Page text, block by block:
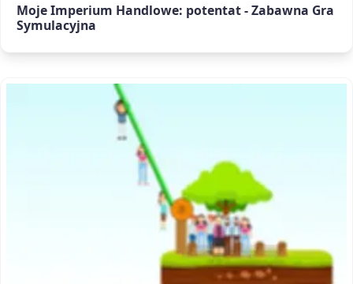
Moje Imperium Handlowe: potentat - Zabawna Gra
Symulacyjna